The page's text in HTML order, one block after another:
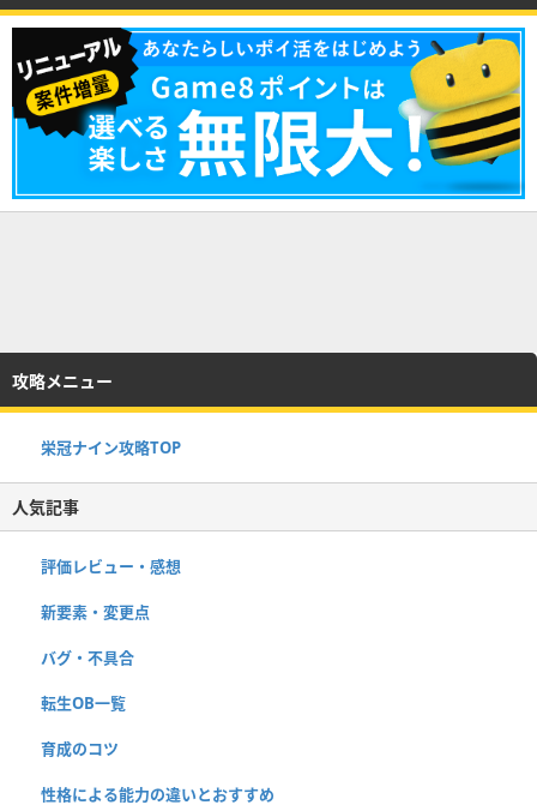
攻略メニュー
栄冠ナイン攻略TOP
人気記事
評価レビュー・感想
新要素・変更点
バグ・不具合
転生OB一覧
育成のコツ
性格による能力の違いとおすすめ